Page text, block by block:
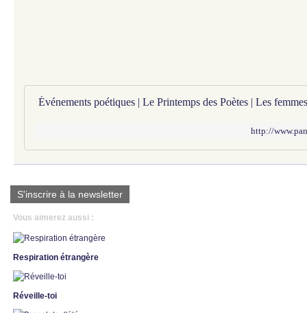
http://
S'inscrire à la newsletter
Vous aimerez aussi :
Respiration étrangère
Réveille-toi